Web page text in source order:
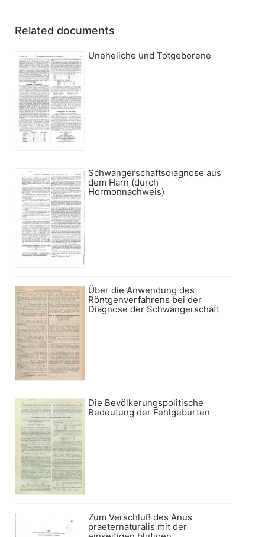
Related documents
Uneheliche und Totgeborene
Schwangerschaftsdiagnose aus
dem Harn (durch
Hormonnachweis)
Über die Anwendung des
Röntgenverfahrens bei der
Diagnose der Schwangerschaft
Die Bevölkerungspolitische
Bedeutung der Fehlgeburten
Zum Verschluß des Anus
praeternaturalis mit der